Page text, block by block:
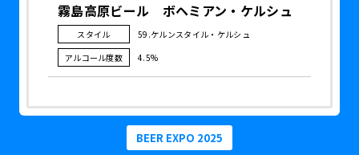
霧島高原ビール ボヘミアン・ケルシュ
スタイル
59.ケルンスタイル・ケルシュ
アルコール度数
4.5%
BEER EXPO 2025